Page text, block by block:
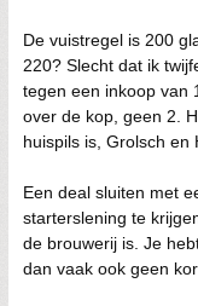
De vuistregel is 200
220? Slecht dat ik
tegen een inkoop van
over de kop, geen 2.
huispils is, Grolsch en
Een deal sluiten met
starterslening te
de brouwerij is. Je
dan vaak ook geen